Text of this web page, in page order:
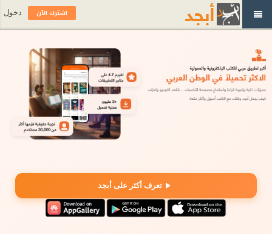
تعرف أكثر على أبجد
اشترك الآن دخول